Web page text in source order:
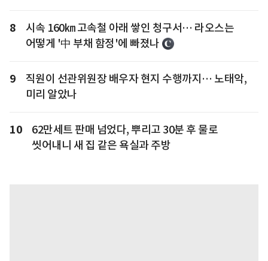
8
시속 160㎞ 고속철 아래 쌓인 청구서… 라오스는
어떻게 '中 부채 함정'에 빠졌나
9
직원이 선관위원장 배우자 현지 수행까지… 노태악,
미리 알았나
10
62만세트 판매 넘었다, 뿌리고 30분 후 물로
씻어내니 새 집 같은 욕실과 주방